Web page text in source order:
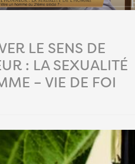
LE SENS DE
: LA SEXUALITÉ
– VIE DE FOI